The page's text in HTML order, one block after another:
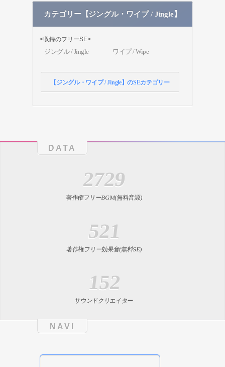
カテゴリー【ジングル・ワイプ / Jingle】
<収録のフリーSE>
ジングル / Jingle ワイプ / Wipe
【ジングル・ワイプ / Jingle】のSEカテゴリー
DATA
2729
著作権フリーBGM(無料音源)
521
著作権フリー効果音(無料SE)
152
サウンドクリエイター
NAVI